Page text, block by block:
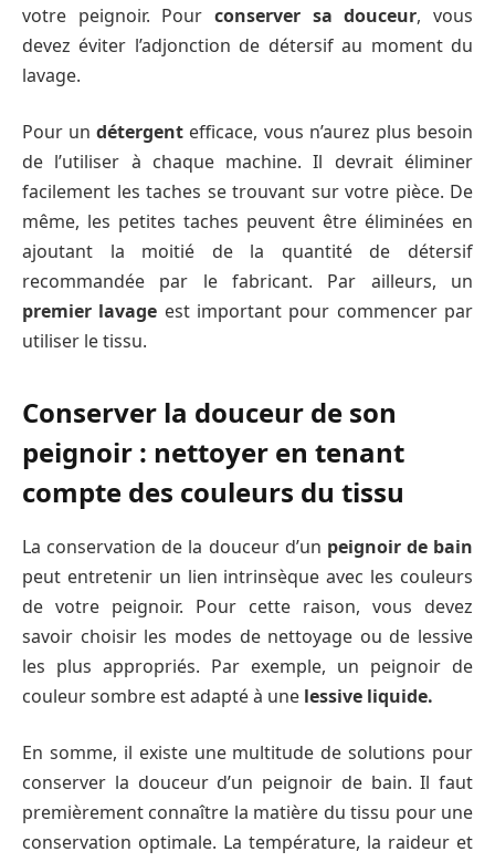
votre peignoir. Pour conserver sa douceur, vous
devez éviter l’adjonction de détersif au moment du
lavage.
Pour undétergent efficace, vous n’aurez plus besoin
de l’utiliser à chaque machine. Il devrait éliminer
facilement les taches se trouvant sur votre pièce. De
même, les petites taches peuvent être éliminées en
ajoutant la moitié de la quantité de détersif
recommandée par le fabricant. Par ailleurs, un
premier lavage est important pour commencer par
utiliser le tissu.
Conserver la douceur de son
peignoir : nettoyer en tenant
compte des couleurs du tissu
La conservation de la douceur d’un peignoir de bain
peut entretenir un lien intrinsèque avec les couleurs
de votre peignoir. Pour cette raison, vous devez
savoir choisir les modes de nettoyage ou de lessive
les plus appropriés. Par exemple, un peignoir de
couleur sombre est adapté à une lessive liquide.
En somme, il existe une multitude de solutions pour
conserver la douceur d’un peignoir de bain. Il faut
premièrement connaître la matière du tissu pour une
conservation optimale. La température, la raideur et